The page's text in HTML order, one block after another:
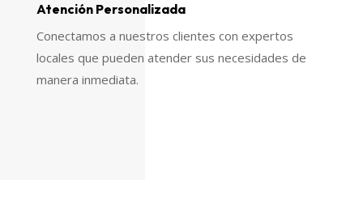
Atención Personalizada
Conectamos a nuestros clientes con expertos
locales que pueden atender sus necesidades de
manera inmediata.